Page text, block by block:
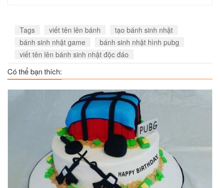
Tags viết tên lên bánh
tạo bánh sinh nhật
bánh sinh nhật game
bánh sinh nhật hình pubg
viết tên lên bánh sinh nhật độc đáo
Có thể bạn thích: